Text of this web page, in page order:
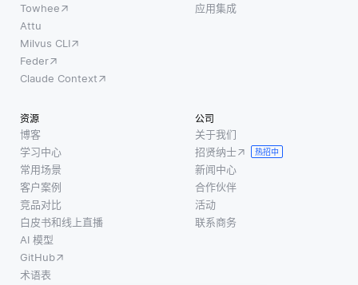
Towhee
Attu
Milvus CLI
Feder
Claude Context
应用集成
资源
博客
学习中心
常用场景
客户案例
竞品对比
白皮书和线上直播
AI 模型
GitHub
术语表
公司
关于我们
招贤纳士
热招中
新闻中心
合作伙伴
活动
联系商务